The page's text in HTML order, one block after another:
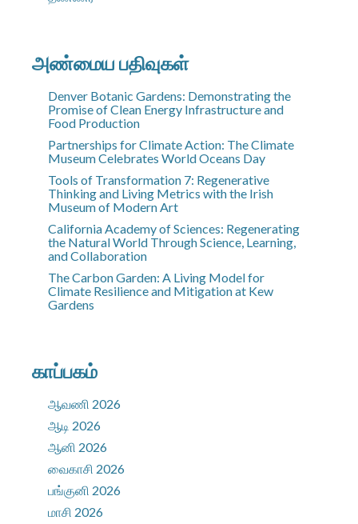
அண்மைய பதிவுகள்
Denver Botanic Gardens: Demonstrating the
Promise of Clean Energy Infrastructure and
Food Production
Partnerships for Climate Action: The Climate
Museum Celebrates World Oceans Day
Tools of Transformation 7: Regenerative
Thinking and Living Metrics with the Irish
Museum of Modern Art
California Academy of Sciences: Regenerating
the Natural World Through Science, Learning,
and Collaboration
The Carbon Garden: A Living Model for
Climate Resilience and Mitigation at Kew
Gardens
காப்பகம்
ஆவணி 2026
ஆடி 2026
ஆனி 2026
வைகாசி 2026
பங்குனி 2026
மாசி 2026